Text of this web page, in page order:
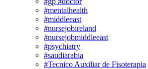
#mentalhealth
#middleeast
#nursejobireland
#nursejobmiddleeast
#psychiatry
#saudiarabia
#Tecnico Auxiliar de Fisoterapia